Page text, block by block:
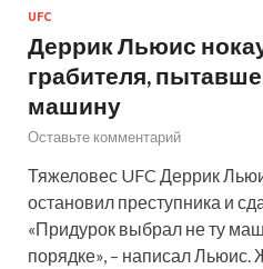
UFC
Деррик Льюис
грабителя,
машину
Оставьте комментарий
Тяжеловес UFC Деррик
остановил преступника и
«Придурок выбрал не ту
порядке», – написал Льюис.